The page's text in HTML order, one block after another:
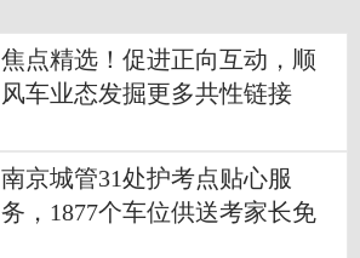
焦点精选！促进正向互动，顺
风车业态发掘更多共性链接
南京城管31处护考点贴心服
务，1877个车位供送考家长免